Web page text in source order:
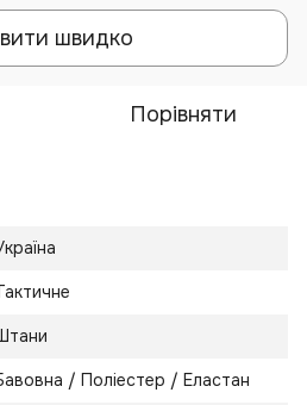
швидко
Порівняти
/ Поліестер / Еластан